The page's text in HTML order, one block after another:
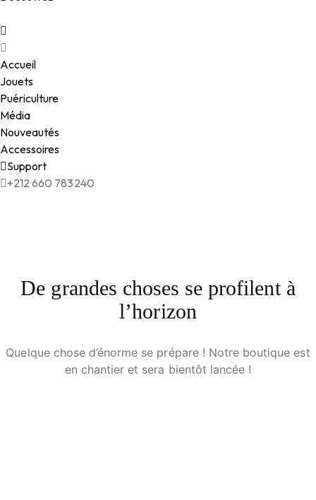
Accueil
Jouets
Puériculture
Média
Nouveautés
Accessoires
Support
+212 660 783240
De grandes choses se profilent à
l’horizon
Quelque chose d’énorme se prépare ! Notre boutique est
en chantier et sera bientôt lancée !